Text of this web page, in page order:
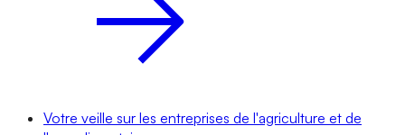
Votre veille sur les entreprises de l'agriculture et de